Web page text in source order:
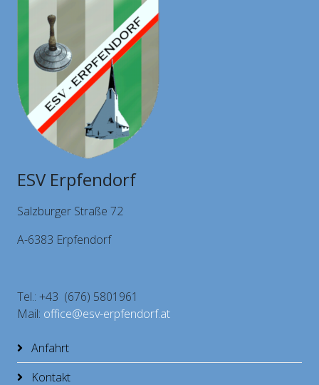
ESV Erpfendorf
Salzburger Straße 72
A-6383 Erpfendorf
Tel.: +43 (676) 5801961
Mail: office@esv-erpfendorf.at
Anfahrt
Kontakt